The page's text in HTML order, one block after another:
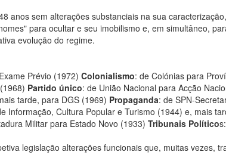
anos sem alterações substanciais na sua
para ocultar e seu imobilismo e, em simultâneo,
evolução do regime.
Prévio (1972) Colonialismo: de Colónias para
Partido único: de União Nacional para Acção
tarde, para DGS (1969) Propaganda: de SPN-
Informação, Cultura Popular e Turismo (1944) e, mais
Militar para Estado Novo (1933) Tribunais Político
legislação alterações funcionais que, muitas vezes,